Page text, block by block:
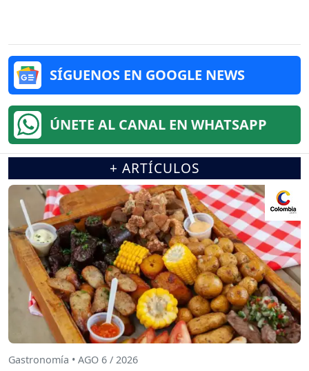
SÍGUENOS EN GOOGLE NEWS
ÚNETE AL CANAL EN WHATSAPP
+ ARTÍCULOS
Gastronomía • AGO 6 / 2026